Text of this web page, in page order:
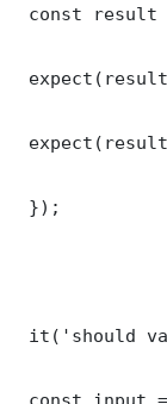
const result
});
it('should
const input